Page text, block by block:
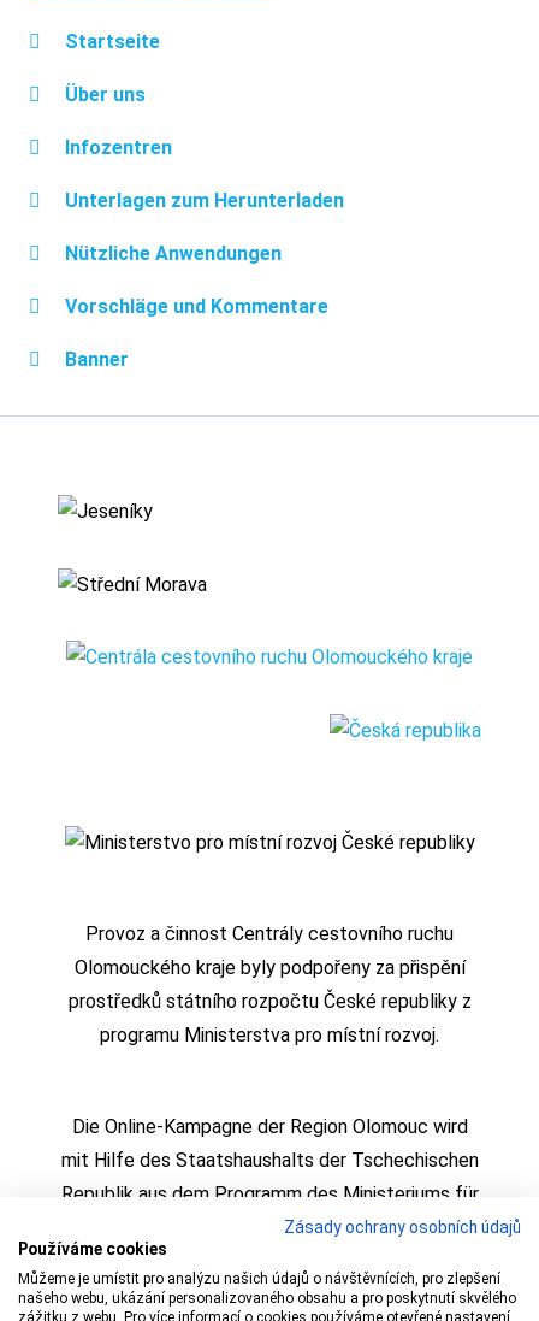
Startseite
Über uns
Infozentren
Unterlagen zum Herunterladen
Nützliche Anwendungen
Vorschläge und Kommentare
Banner
Provoz a činnost Centrály cestovního ruchu
Olomouckého kraje byly podpořeny za přispění
prostředků státního rozpočtu České republiky z
programu Ministerstva pro místní rozvoj.
Die Online-Kampagne der Region Olomouc wird
mit Hilfe des Staatshaushalts der Tschechischen
Republik aus dem Programm des Ministeriums für
regionale Entwicklung realisiertZásady ochrany osobních údajů
Používáme cookies
Můžeme je umístit pro analýzu našich údajů o návštěvnících, pro zlepšení
našeho webu, ukázání personalizovaného obsahu a pro poskytnutí skvělého
zážitku z webu. Pro více informací o cookies používáme otevřené nastavení.